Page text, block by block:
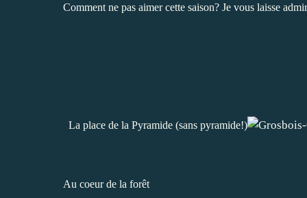
Comment ne pas aimer cette saison? Je vous laisse
La place de la Pyramide (sans pyramide!)
Au coeur de la forêt